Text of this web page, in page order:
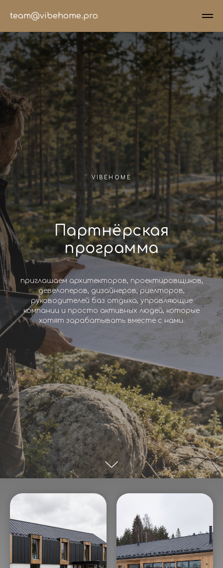
team@vibehome.pro
VIBEHOME
Партнёрская
программа
приглашаем архитекторов, проектировщиков,
девелоперов, дизайнеров, риелторов,
руководителей баз отдыха, управляющие
компании и просто активных людей, которые
хотят зарабатывать вместе с нами.